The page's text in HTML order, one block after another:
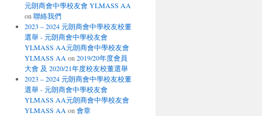
元朗商會中學校友會 YLMASS AA
on 聯絡我們
2023 – 2024 元朗商會中學校友校董
選舉 - 元朗商會中學校友會
YLMASS AA元朗商會中學校友會
YLMASS AA on 2019/20年度會員
大會 及 2020/21年度校友校董選舉
2023 – 2024 元朗商會中學校友校董
選舉 - 元朗商會中學校友會
YLMASS AA元朗商會中學校友會
YLMASS AA on 會章